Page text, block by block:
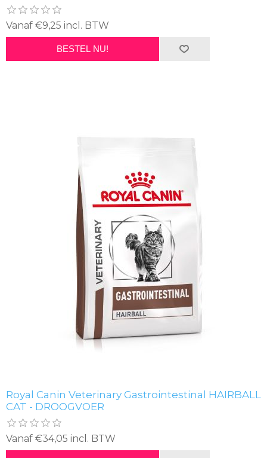
Vanaf €9,25 incl. BTW
BESTEL NU!
Royal Canin Veterinary Gastrointestinal HAIRBALL
CAT - DROOGVOER
Vanaf €34,05 incl. BTW